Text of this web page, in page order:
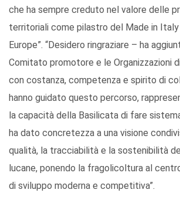
che ha sempre creduto nel valore delle
territoriali come pilastro del Made in
Europe”. “Desidero ringraziare – ha
Comitato promotore e le Organizzazioni
con costanza, competenza e spirito di
hanno guidato questo percorso,
la capacità della Basilicata di fare
ha dato concretezza a una visione
qualità, la tracciabilità e la sostenibilità
lucane, ponendo la fragolicoltura al
di sviluppo moderna e competitiva”.